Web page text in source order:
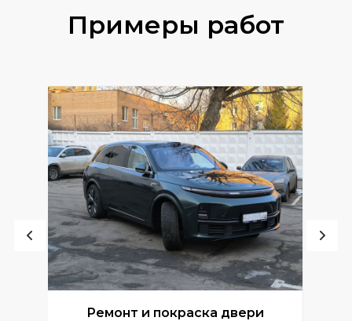
Примеры работ
Ремонт и покраска двери